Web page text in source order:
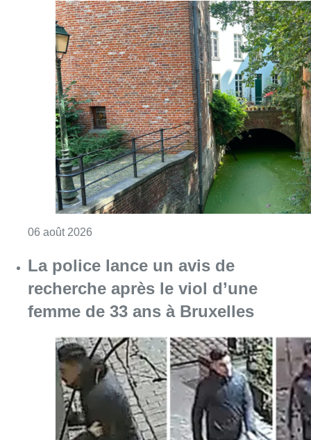
06 août 2026
La police lance un avis de
recherche après le viol d’une
femme de 33 ans à Bruxelles